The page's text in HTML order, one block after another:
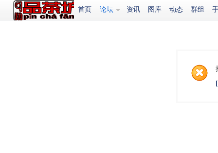
首页 论坛 资讯 图库 动态 群组